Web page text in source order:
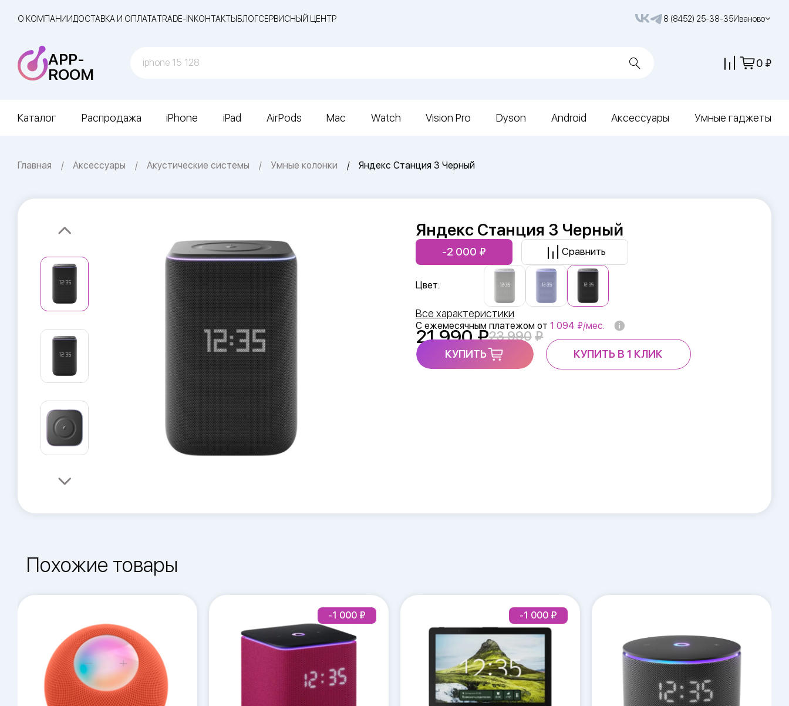
О КОМПАНИИДОСТАВКА И ОПЛАТАTRADE-INКОНТАКТЫБЛОГСЕРВИСНЫЙ ЦЕНТР 8 (8452) 25-38-35Иваново
APP-
ROOM
0
Каталог Распродажа iPhone iPad AirPods Mac Watch Vision Pro Dyson Android Аксессуары Умные гаджеты
Главная Аксессуары Акустические системы Умные колонки Яндекс Станция 3 Черный
Яндекс Станция 3 Черный
-2 000 Сравнить
Цвет:
Все характеристики
С ежемесячным платежом от 1 094 ₽/мес.
21 990 23 990
КУПИТЬ КУПИТЬ В 1 КЛИК
Похожие товары
-1 000 -1 000